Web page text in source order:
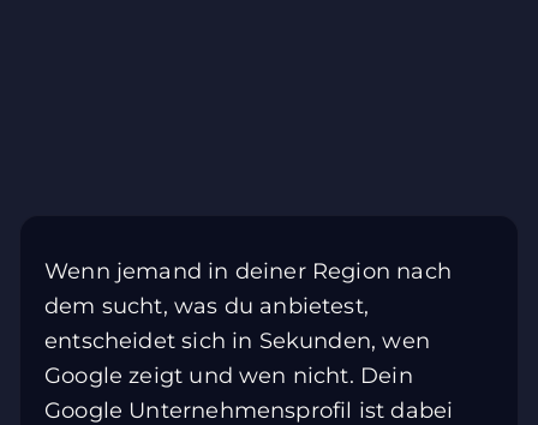
Wenn jemand in deiner Region nach
dem sucht, was du anbietest,
entscheidet sich in Sekunden, wen
Google zeigt und wen nicht. Dein
Google Unternehmensprofil ist dabei